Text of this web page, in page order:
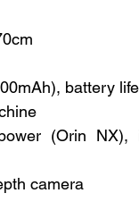
battery
(Orin NX),
camera